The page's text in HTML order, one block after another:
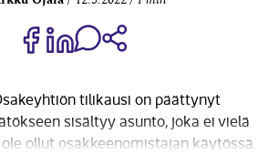
Jaa Share on Facebook
Jaa Share on LinkedIn
Jaa WhatsApp-viestinä
tilikausi on päättynyt
sisältyy asunto, joka ei vielä
ollut osakkeenomistajan käytössä.